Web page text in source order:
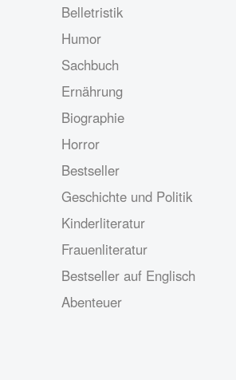
Belletristik
Humor
Sachbuch
Ernährung
Biographie
Horror
Bestseller
Geschichte und Politik
Kinderliteratur
Frauenliteratur
Bestseller auf Englisch
Abenteuer